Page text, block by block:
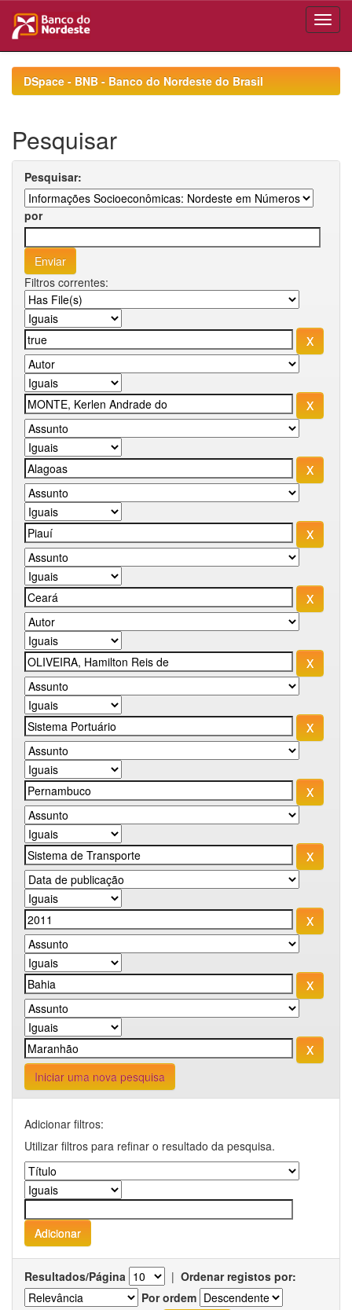
navigationDSpace - BNB - Banco do Nordeste do Brasil
Pesquisar
Pesquisar:
por
Filtros correntes:
Iniciar uma nova pesquisa
Adicionar filtros:
Utilizar filtros para refinar o resultado da pesquisa.
Resultados/Página | Ordenar registos por:
Por ordem